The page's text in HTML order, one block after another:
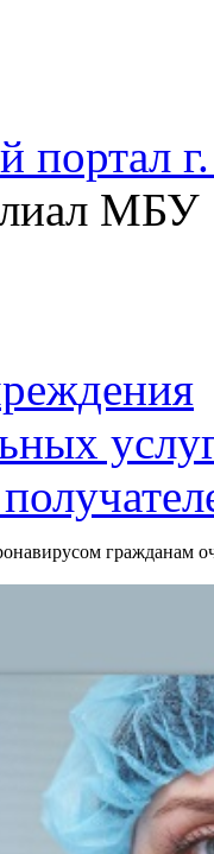
МБУ
гражданам